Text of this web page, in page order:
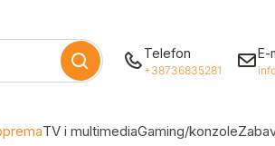
Telefon
+38736835281
E-
TV i multimediaGaming/konzole